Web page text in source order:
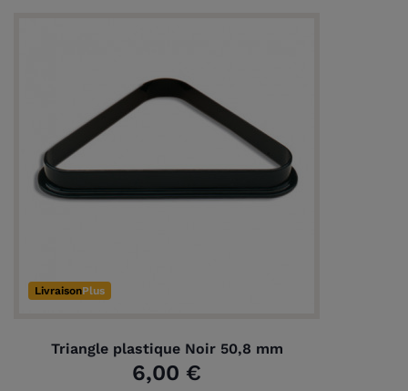
LivraisonPlus
Triangle plastique Noir 50,8 mm
6,00 €